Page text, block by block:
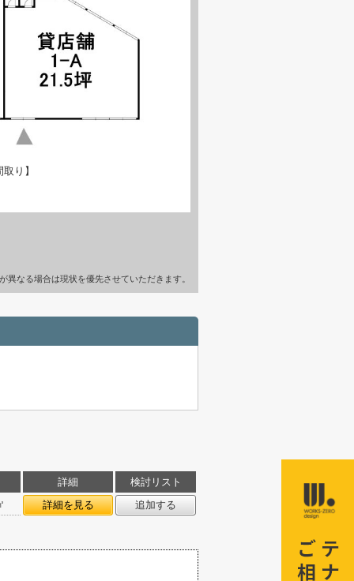
り】
なる場合は現状を優先させていただきます。
詳細
検討リスト
詳細を見る 追加する